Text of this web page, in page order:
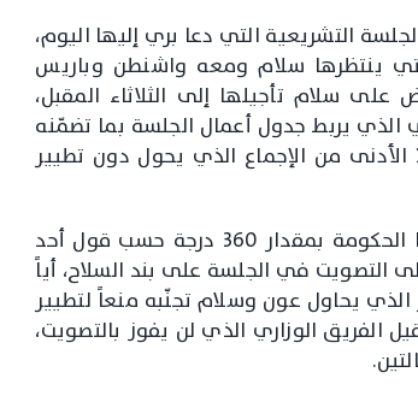
التشريعية التي دعا بري إليها اليوم،
ينتظرها سلام ومعه واشنطن وباريس
سلام تأجيلها إلى الثلاثاء المقبل،
يربط جدول أعمال الجلسة بما تضمّنه
الأدنى من الإجماع الذي يحول دون تطيير
وفي المعلومات، انّه وبالإضافة إلى الضغوط التي تتعرّض لها الحكومة بمقدار 360 درجة حسب قول أحد
التصويت في الجلسة على بند السلاح، أياً
يحاول عون وسلام تجنّبه منعاً لتطيير
الفريق الوزاري الذي لن يفوز بالتصويت،